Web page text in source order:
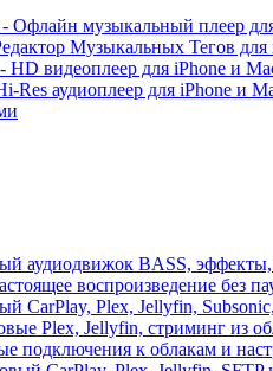
- Офлайн музыкальный плеер
Музыкальных Тегов для
HD видеоплеер для iPhone и
Res аудиоплеер для iPhone и
аудиодвижок BASS,
воспроизведение без
CarPlay, Plex, Jellyfin,
Plex, Jellyfin, стриминг из
подключения к облакам и